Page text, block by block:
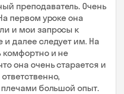
преподаватель. Очень
первом уроке она
и мои запросы к
и далее следует им. На
комфортно и не
она очень старается и
плечами большой опыт.